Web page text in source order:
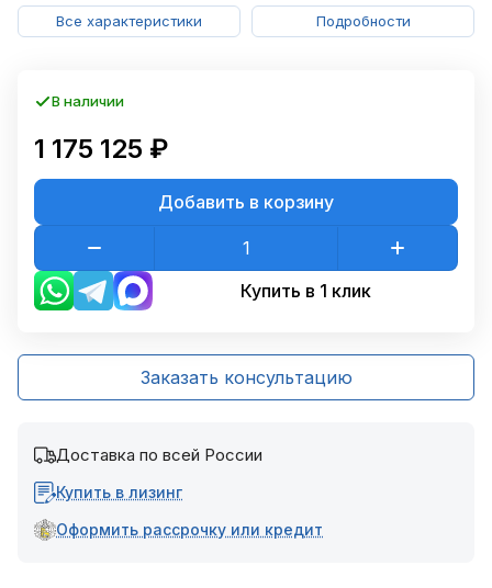
Все характеристики Подробности
В наличии
1 175 125 ₽
Добавить в корзину
Купить в 1 клик
Заказать консультацию
Доставка по всей России
Купить в лизинг
Оформить рассрочку или кредит